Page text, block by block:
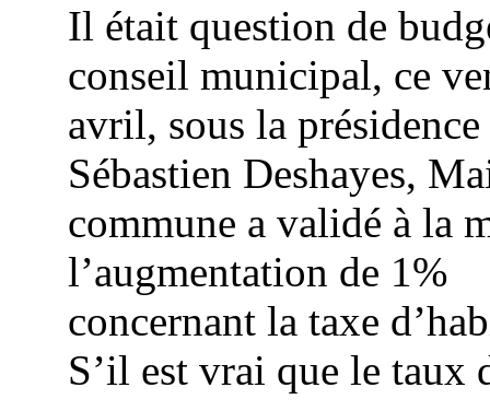
Il était question de
conseil municipal, ce
avril, sous la présidence
Sébastien Deshayes,
commune a validé à la
l’augmentation de 1%
concernant la taxe
S’il est vrai que le taux